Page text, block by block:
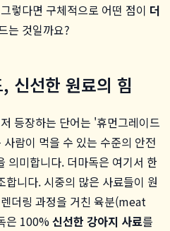
렇다면 구체적으로 어떤 점이 더
는 것일까요?
신선한 원료의 힘
등장하는 단어는 '휴먼그레이드
람이 먹을 수 있는 수준의 안전
의미합니다. 더마독은 여기서 한
니다. 시중의 많은 사료들이 원
더링 과정을 거친 육분(meat
은 100%신선한 강아지 사료를